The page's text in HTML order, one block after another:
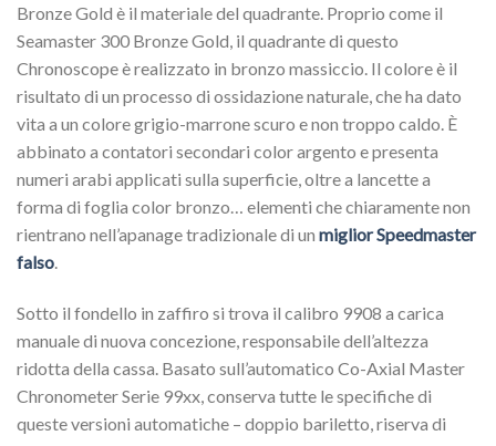
Bronze Gold è il materiale del quadrante. Proprio come il
Seamaster 300 Bronze Gold, il quadrante di questo
Chronoscope è realizzato in bronzo massiccio. Il colore è il
risultato di un processo di ossidazione naturale, che ha dato
vita a un colore grigio-marrone scuro e non troppo caldo. È
abbinato a contatori secondari color argento e presenta
numeri arabi applicati sulla superficie, oltre a lancette a
forma di foglia color bronzo… elementi che chiaramente non
rientrano nell’apanage tradizionale di un miglior Speedmaster
falso.
Sotto il fondello in zaffiro si trova il calibro 9908 a carica
manuale di nuova concezione, responsabile dell’altezza
ridotta della cassa. Basato sull’automatico Co-Axial Master
Chronometer Serie 99xx, conserva tutte le specifiche di
queste versioni automatiche – doppio bariletto, riserva di